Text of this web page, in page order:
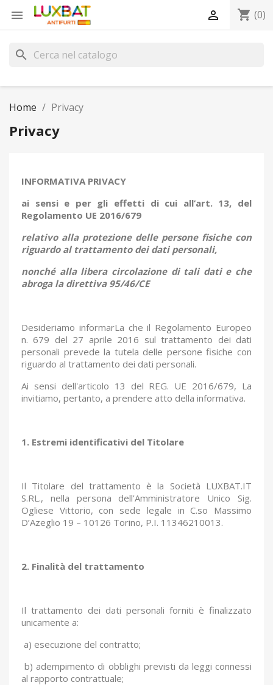
 shopping_cart (0)

search
Home Privacy
Privacy
INFORMATIVA PRIVACY
ai sensi e per gli effetti di cui all’art. 13, del
Regolamento UE 2016/679
relativo alla protezione delle persone fisiche con
riguardo al trattamento dei dati personali,
nonché alla libera circolazione di tali dati e che
abroga la direttiva 95/46/CE
Desideriamo informarLa che il Regolamento Europeo
n. 679 del 27 aprile 2016 sul trattamento dei dati
personali prevede la tutela delle persone fisiche con
riguardo al trattamento dei dati personali.
Ai sensi dell'articolo 13 del REG. UE 2016/679, La
invitiamo, pertanto, a prendere atto della informativa.
1. Estremi identificativi del Titolare
Il Titolare del trattamento è la Società LUXBAT.IT
S.RL., nella persona dell’Amministratore Unico Sig.
Ogliese Vittorio, con sede legale in C.so Massimo
D’Azeglio 19 – 10126 Torino, P.I. 11346210013.
2. Finalità del trattamento
Il trattamento dei dati personali forniti è finalizzato
unicamente a:
a) esecuzione del contratto;
b) adempimento di obblighi previsti da leggi connessi
al rapporto contrattuale;